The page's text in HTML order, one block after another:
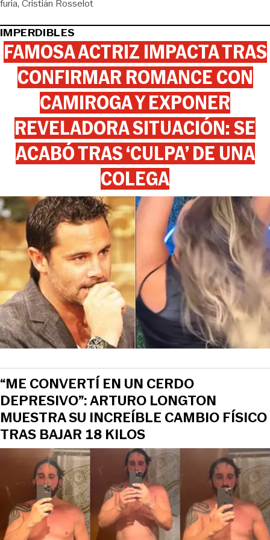
furia Cristián Rosselot
IMPERDIBLES
FAMOSA ACTRIZ IMPACTA TRAS
CONFIRMAR ROMANCE CON
CAMIROGA Y EXPONER
REVELADORA SITUACIÓN: SE
ACABÓ TRAS ‘CULPA’ DE UNA
COLEGA
“ME CONVERTÍ EN UN CERDO
DEPRESIVO”: ARTURO LONGTON
MUESTRA SU INCREÍBLE CAMBIO FÍSICO
TRAS BAJAR 18 KILOS